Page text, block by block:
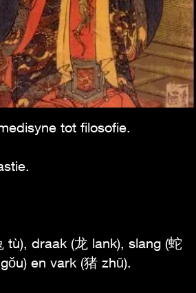
tot filosofie.
tù), draak (龙 lank), slang (蛇
en vark (猪 zhū).